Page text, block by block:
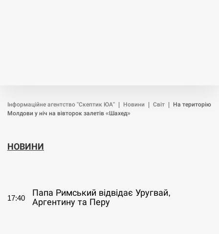
Інформаційне агентство "Скептик ЮА" Новини Світ
На територію
Молдови у ніч на вівторок залетів «Шахед»
НОВИНИ
17:40
Папа Римський відвідає Уругвай,
Аргентину та Перу